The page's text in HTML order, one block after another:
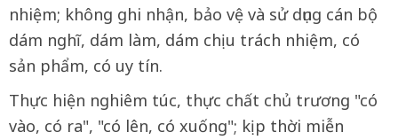
nhiệm; không ghi nhận, bảo vệ và sử dụng cán bộ
dám nghĩ, dám làm, dám chịu trách nhiệm, có
sản phẩm, có uy tín.
Thực hiện nghiêm túc, thực chất chủ trương "có
vào, có ra", "có lên, có xuống"; kịp thời miễn